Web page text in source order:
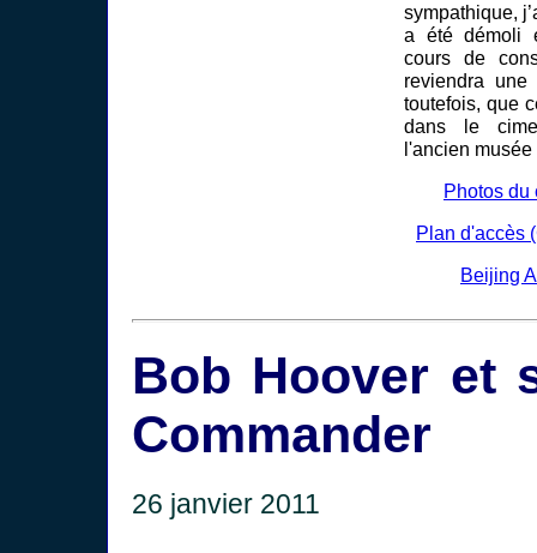
sympathique,
a été démoli
cours de
reviendra
toutefois, que
dans le
l'ancien musée
Photos du
Plan d'accès
Beijing
Bob Hoover et
Commander
26 janvier 2011